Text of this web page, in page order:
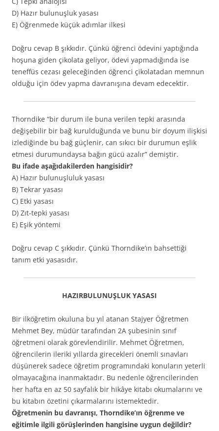
D) Hazır bulunuşluk yasası
E) Öğrenmede küçük adımlar ilkesi
Doğru cevap B şıkkıdır. Çünkü öğrenci ödevini yaptığında
hoşuna giden çikolata geliyor, ödevi yapmadığında ise
teneffüs cezası geleceğinden öğrenci çikolatadan memnun
olduğu için ödev yapma davranışına devam edecektir.
Thorndike “bir durum ile buna verilen tepki arasında
değişebilir bir bağ kurulduğunda ve bunu bir doyum ilişkisi
izlediğinde bu bağ güçlenir, can sıkıcı bir durumun eşlik
etmesi durumundaysa bağın gücü azalır” demiştir.
Bu ifade aşağıdakilerden hangisidir?
A) Hazır bulunuşluluk yasası
B) Tekrar yasası
C) Etki yasası
D) Zıt-tepki yasası
E) Eşik yöntemi
Doğru cevap C şıkkıdır. Çünkü Thorndike’ın bahsettiği
tanım etki yasasıdır.
HAZIRBULUNUŞLUK YASASI
Bir ilköğretim okuluna bu yıl atanan Stajyer Öğretmen
Mehmet Bey, müdür tarafından 2A şubesinin sınıf
öğretmeni olarak görevlendirilir. Mehmet Öğretmen,
öğrencilerin ileriki yıllarda girecekleri önemli sınavları
düşünerek sadece öğretim programındaki konuların yeterli
olmayacağına inanmaktadır. Bu nedenle öğrencilerinden
her hafta en az 50 sayfalık bir hikâye kitabı okumalarını ve
bu kitabın özetini çıkarmalarını istemektedir.
Öğretmenin bu davranışı, Thorndike’ın öğrenme ve
eğitimle ilgili görüşlerinden hangisine uygun değildir?